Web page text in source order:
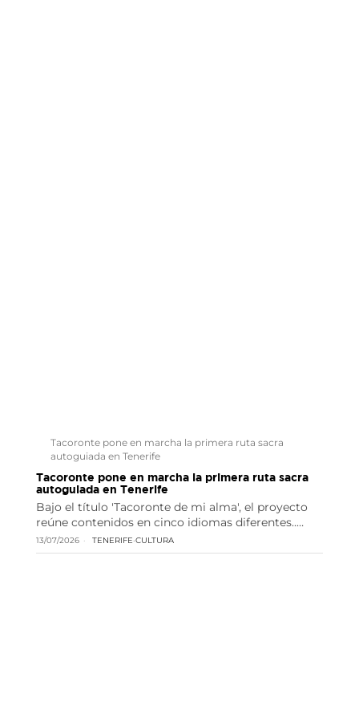
Tacoronte pone en marcha la primera ruta sacra
autoguiada en Tenerife
Tacoronte pone en marcha la primera ruta sacra
autoguiada en Tenerife
Bajo el título 'Tacoronte de mi alma', el proyecto
reúne contenidos en cinco idiomas diferentes..…
13/07/2026 TENERIFE·CULTURA